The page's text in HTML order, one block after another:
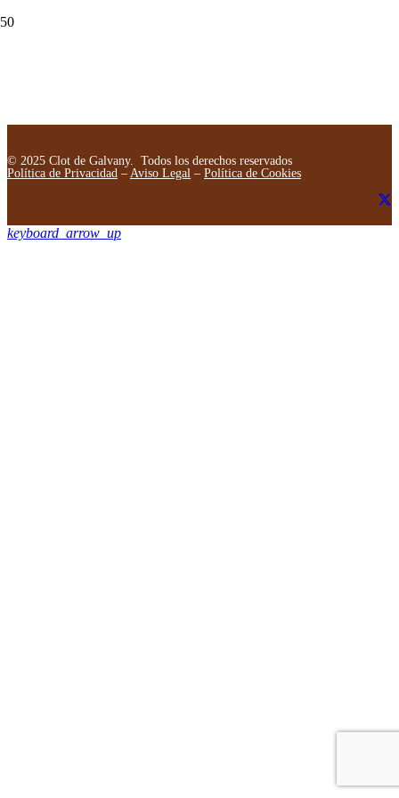
© 2025 Clot de Galvany. Todos los derechos reservados
Política de Privacidad – Aviso Legal – Política de Cookies
keyboard_arrow_up